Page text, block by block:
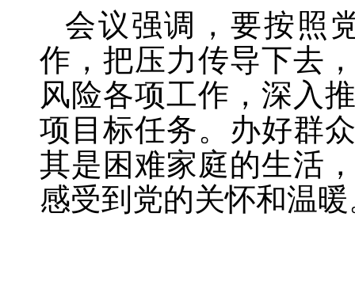
会议强调，要按照
作，把压力传导下去
风险各项工作，深入
项目标任务。办好群
其是困难家庭的生活
感受到党的关怀和温